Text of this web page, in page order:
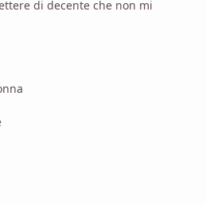
di decente che non mi